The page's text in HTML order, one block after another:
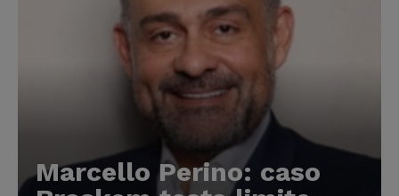
Marcello Perino: caso